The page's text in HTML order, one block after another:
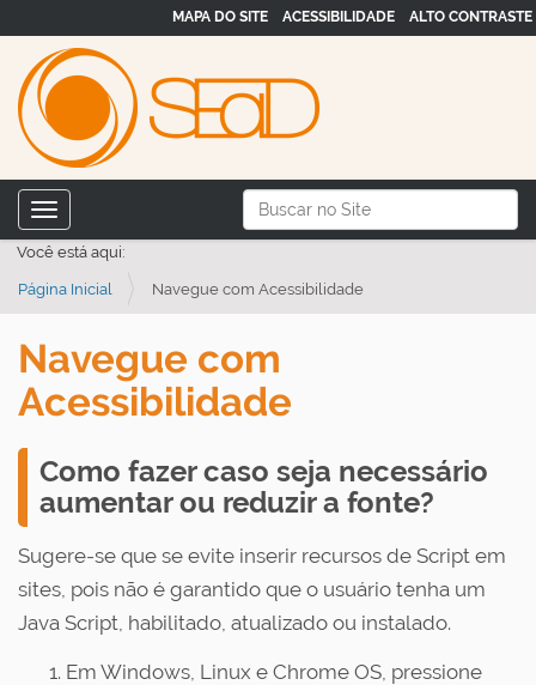
Busca
Busca Avançada…
MAPA DO SITE ACESSIBILIDADE ALTO CONTRASTE
Toggle navigation
Você está aqui:
Página Inicial Navegue com Acessibilidade
Navegue com
Acessibilidade
Como fazer caso seja necessário
aumentar ou reduzir a fonte?
Sugere-se que se evite inserir recursos de Script em
sites, pois não é garantido que o usuário tenha um
Java Script, habilitado, atualizado ou instalado.
Em Windows, Linux e Chrome OS, pressione